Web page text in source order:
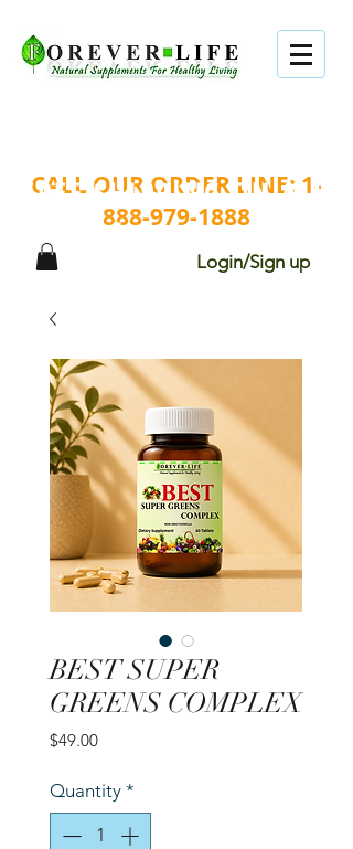
CALL OUR ORDER LINE: 1-
888-979-1888
Login/Sign up
FREE SHIPPING ON ALL
ORDERS.
BEST SUPER
GREENS COMPLEX
$49.00Price
Quantity *